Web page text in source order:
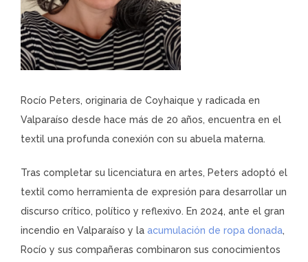
Rocío Peters, originaria de Coyhaique y radicada en
Valparaíso desde hace más de 20 años, encuentra en el
textil una profunda conexión con su abuela materna.
Tras completar su licenciatura en artes, Peters adoptó el
textil como herramienta de expresión para desarrollar un
discurso crítico, político y reflexivo. En 2024, ante el gran
incendio en Valparaíso y la acumulación de ropa donada,
Rocío y sus compañeras combinaron sus conocimientos